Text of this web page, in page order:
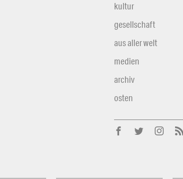
kultur
gesellschaft
aus aller welt
medien
archiv
osten